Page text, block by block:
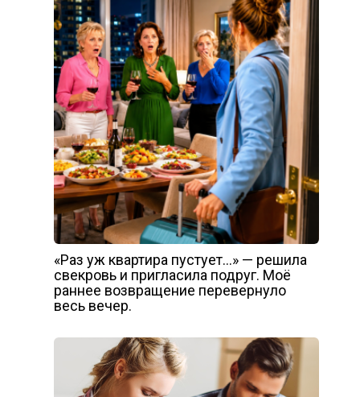
«Раз уж квартира пустует…» — решила
свекровь и пригласила подруг. Моё
раннее возвращение перевернуло
весь вечер.